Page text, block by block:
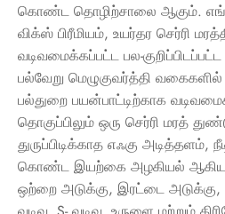
கொண்ட தொழிற்சாலை ஆகும்.
விக்ஸ் பிரீமியம், உயர்தர செர்ரி
வடிவமைக்கப்பட்ட பல-
பல்வேறு மெழுகுவர்த்தி வகைகளில்
பல்துறை பயன்பாட்டிற்காக
தொகுப்பிலும் ஒரு செர்ரி மரத்
துருப்பிடிக்காத எஃகு அடித்தளம்,
கொண்ட இயற்கை அழகியல்
ஒற்றை அடுக்கு, இரட்டை அடுக்கு,